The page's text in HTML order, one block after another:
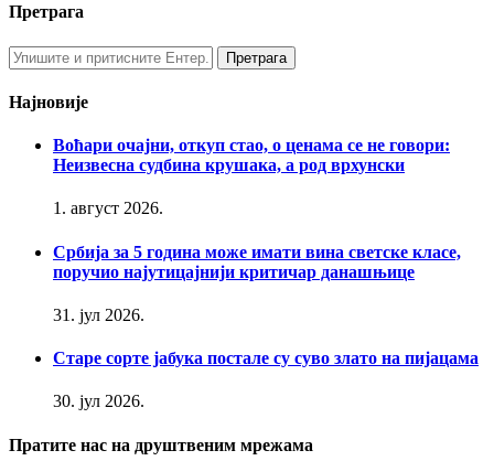
Претрага
Најновије
Воћари очајни, откуп стао, о ценама се не говори:
Неизвесна судбина крушака, а род врхунски
1. август 2026.
Србија за 5 година може имати вина светске класе,
поручио најутицајнији критичар данашњице
31. јул 2026.
Старе сорте јабука постале су суво злато на пијацама
30. јул 2026.
Пратите нас на друштвеним мрежама